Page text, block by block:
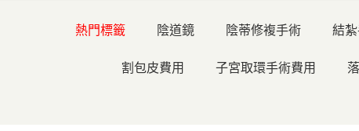
熱門標籤 陰道鏡 陰蒂修複手術 結
割包皮費用 子宮取環手術費用